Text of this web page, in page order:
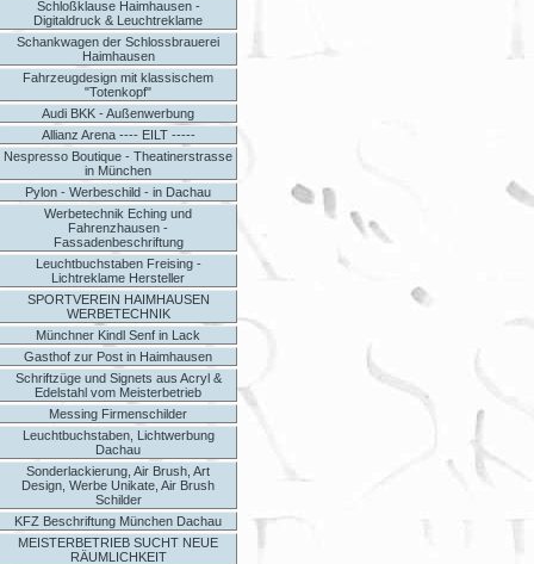
Schloßklause Haimhausen -
Digitaldruck & Leuchtreklame
Schankwagen der Schlossbrauerei
Haimhausen
Fahrzeugdesign mit klassischem
"Totenkopf"
Audi BKK - Außenwerbung
Allianz Arena ---- EILT -----
Nespresso Boutique - Theatinerstrasse
in München
Pylon - Werbeschild - in Dachau
Werbetechnik Eching und
Fahrenzhausen -
Fassadenbeschriftung
Leuchtbuchstaben Freising -
Lichtreklame Hersteller
SPORTVEREIN HAIMHAUSEN
WERBETECHNIK
Münchner Kindl Senf in Lack
Gasthof zur Post in Haimhausen
Schriftzüge und Signets aus Acryl &
Edelstahl vom Meisterbetrieb
Messing Firmenschilder
Leuchtbuchstaben, Lichtwerbung
Dachau
Sonderlackierung, Air Brush, Art
Design, Werbe Unikate, Air Brush
Schilder
KFZ Beschriftung München Dachau
MEISTERBETRIEB SUCHT NEUE
RÄUMLICHKEIT